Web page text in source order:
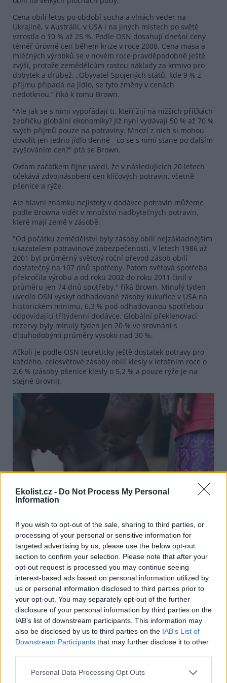
Ekolist.cz - Do Not Process My Personal
Information
If you wish to opt-out of the sale, sharing to third parties, or
processing of your personal or sensitive information for
targeted advertising by us, please use the below opt-out
section to confirm your selection. Please note that after your
opt-out request is processed you may continue seeing
interest-based ads based on personal information utilized by
us or personal information disclosed to third parties prior to
your opt-out. You may separately opt-out of the further
disclosure of your personal information by third parties on the
IAB’s list of downstream participants. This information may
also be disclosed by us to third parties on the IAB’s List of
Downstream Participants that may further disclose it to other
Personal Data Processing Opt Outs
Cena obilí letos po období sucha a vlnách veder na
Ukrajině, v Austrálii, v USA i na jiných místech po světě
vzrostla o 10 % až 25 %. Podle OSN dosahují dnešní ceny
téměř úrovně cen během krize v roce 2008. Cena masa a
mléčných výrobků se v novém roce pravděpodobně ještě
zvýší, protože zemědělcům rostou náklady za krmivo pro
dobytek a drůbež. „Obyvatel Spojených států, kde 9 % z
příjmu připadá na jídlo, se tyto změny v cenách
nedotknou,” říká k tomu Brown.
"Ale jak se s nimi vypořádají ti, kteří žijí na nižších příčkách
žebříčku globální ekonomiky? Již nyní vydávají 50 % až 70 %
svých příjmů pouze na potraviny. Mnozí z nich si mohou
dovolit jen jedno jídlo denně - co se s nimi stane po dalším
zvyšováním cen?" ptá se Brown.
Oxfam začátkem říjne uvedl, že v následujících 20 letech
očekává zdvojnásobení cen klíčových potravin, včetně
pšenice a rýže.
Ale hlavní známku nejistoty v dodávce potravin můžeme
podle Browna vidět v množství nadbytečných potravin,
které mají země v zásobě.
"Od počátku zemědělství byly zásoby obilí nejzákladnějším
ukazatelem potravinové zabezpečenosti. V letech 1986 až
2001 byl průměrný světový roční převod zásob obilí
dostatečný na 107 dnů spotřeby. Potom světová spotřeba
překročila výrobu a od roku 2002 do roku 2011 činil v
průměru jen 74 dnů spotřeby," říká Brown. Minulý týden
uvedlo OSN výskyt odhadované zásoby kukuřice v USA na
historickém minimu, 6,3 % pod odhadovanou spotřebou
odpovídající třítýdenní dodávce. Globální překlenovací
rezervy byly minulý týden jen 20 % ve srovnání s
dlouhodobými průměry vysoko nad 30 %.
Ačkoli je podle OSN teoreticky ještě dostatek potravy pro
každého, celosvětové zásoby obilí klesly v letošním roce o
2,6 % (zásoby pšenice klesly o 5,2 % a pouze rýže je na
stejné úrovni).
Zdravotnice pomocí pásky kontroluje, zda dítě netrpí podvýživou
Licence | Některá práva vyhrazena Foto | andré thiel /Flickr
Brown říká, že není jisté, že svět může nadále zvyšovat
produkci, jako tomu bylo po mnoho posledních let. "Výnosy
jsou v mnoha zemích ustálené a ani díky novým lepším
typům semen se nepodařilo sklizeň zvýšit."
Evan Fraser, autorEmpires of Food (Impéria jídla) a
přednášející zeměpisu na univerzitě Guelph v Ontariu v
Kanadě, říká: "Za šest z posledních 11 let se na světě
spotřebovává více jídla, než je vyprodukováno. Naše
zásoby jsou velmi nízké, a pokud nastane suchá zima a
bude špatná sklizeň rýže, může následovat velká
potravinová krize. "